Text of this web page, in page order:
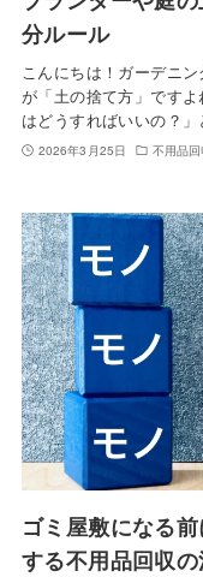
分ルール
こんにちは！ガーデニ
が「土の捨て方」です
はどうすればいいの？
2026年3月25日 不用品回
ゴミ屋敷になる
する不用品回収